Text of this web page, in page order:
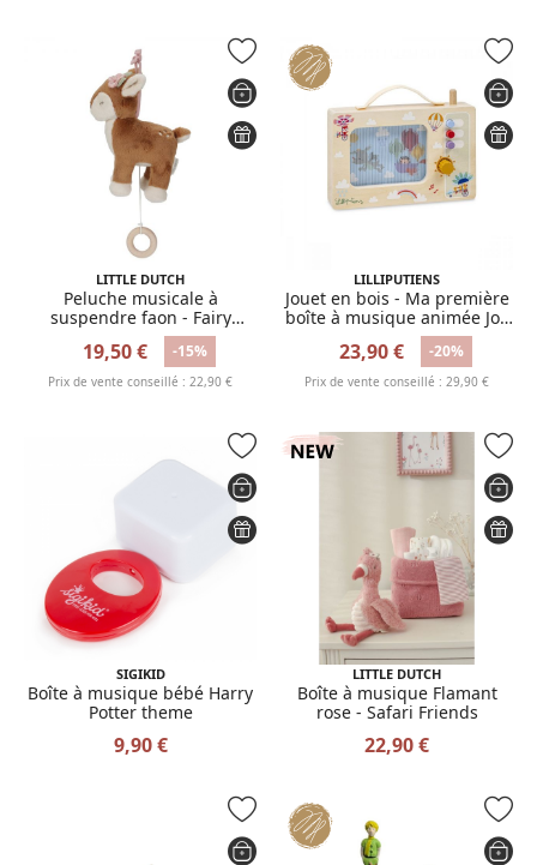
LITTLE DUTCH
Peluche musicale à
suspendre faon - Fairy
Garden
19,50 € -15%
Prix de vente conseillé : 22,90 €
LILLIPUTIENS
Jouet en bois - Ma première
boîte à musique animée Joe
s'envole
23,90 € -20%
Prix de vente conseillé : 29,90 €
SIGIKID
Boîte à musique bébé Harry
Potter theme
9,90 €
LITTLE DUTCH
Boîte à musique Flamant
rose - Safari Friends
22,90 €